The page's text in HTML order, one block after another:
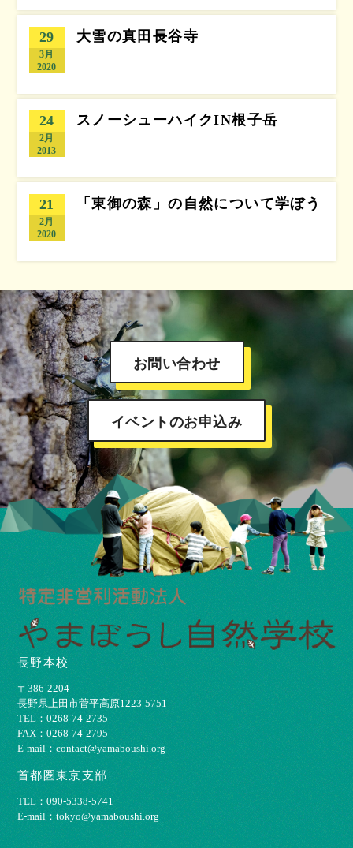
29
3月
2020
大雪の真田長谷寺
24
2月
2013
スノーシューハイクIN根子岳
21
2月
2020
「東御の森」の自然について学ぼう
お問い合わせ
イベントのお申込み
長野本校
〒386-2204
⻑野県上⽥市菅平⾼原1223-5751
TEL：0268-74-2735
FAX：0268-74-2795
E-mail：contact@yamaboushi.org
首都圏東京支部
TEL：090-5338-5741
E-mail：tokyo@yamaboushi.org